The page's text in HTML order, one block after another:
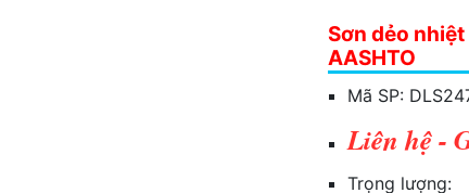
Sơn dẻo
AASHTO
Mã SP:
Liên hệ -
Trọng lượng: